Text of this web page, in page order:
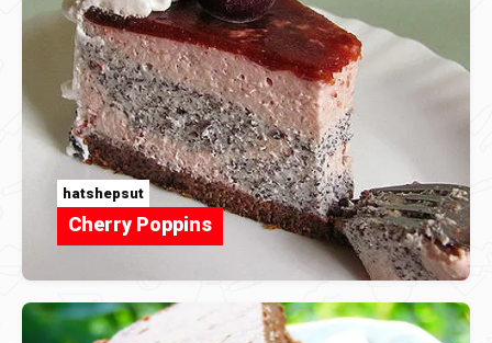
hatshepsut
Cherry Poppins